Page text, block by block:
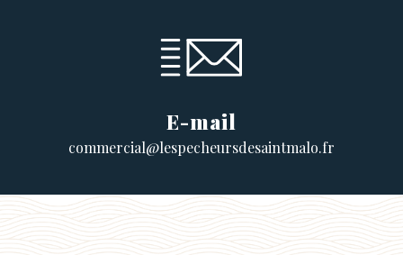
E-mail
commercial@lespecheursdesaintmalo.fr